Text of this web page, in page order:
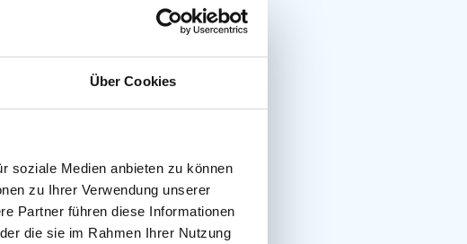
Über Cookies
soziale Medien anbieten zu können
zu Ihrer Verwendung unserer
Partner führen diese Informationen
die sie im Rahmen Ihrer Nutzung